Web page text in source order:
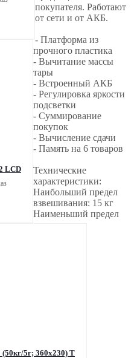
LCD
5г; 360х230) Т
покупателя. Работают
от сети и от АКБ.
- Платформа из
прочного пластика
- Вычитание массы
тары
- Встроенный АКБ
- Регулировка яркости
подсветки
- Суммирование
покупок
- Вычисление сдачи
- Память на 6 товаров
Технические
характеристики:
Наибольший предел
взвешивания: 15 кг
Наименьший предел